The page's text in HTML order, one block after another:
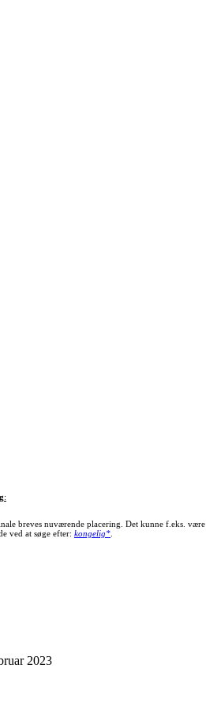
:
breves nuværende placering. Det kunne f.eks. være
ved at søge efter: kongelig*.
2023